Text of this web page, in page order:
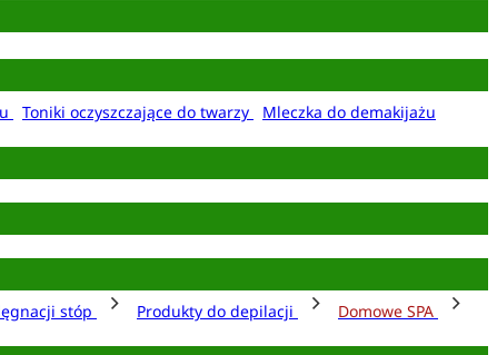
Toniki oczyszczające do twarzy
Mleczka do demakijażu
stóp Produkty do depilacji
Domowe SPA